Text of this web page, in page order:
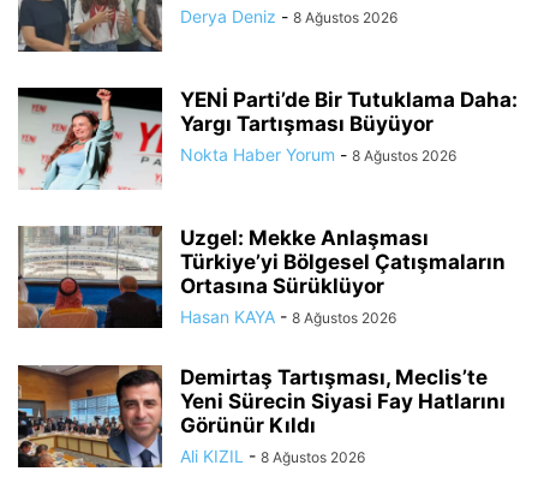
Derya Deniz - 8 Ağustos 2026
YENİ Parti’de Bir Tutuklama Daha:
Yargı Tartışması Büyüyor
Nokta Haber Yorum - 8 Ağustos 2026
Uzgel: Mekke Anlaşması
Türkiye’yi Bölgesel Çatışmaların
Ortasına Sürüklüyor
Hasan KAYA - 8 Ağustos 2026
Demirtaş Tartışması, Meclis’te
Yeni Sürecin Siyasi Fay Hatlarını
Görünür Kıldı
Ali KIZIL - 8 Ağustos 2026